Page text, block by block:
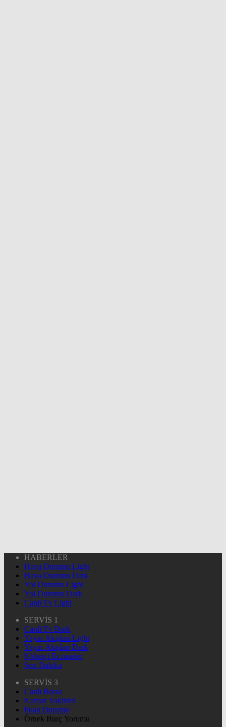
HABERLER
Hava Durumu Light
Hava Durumu Dark
Yol Durumu Light
Yol Durumu Dark
Canlı Tv Light
SERVİS 1
Canlı Tv Dark
Yayın Akışları Light
Yayın Akışları Dark
Nöbetçi Eczaneler
Son Dakika
SERVİS 3
Canlı Borsa
Namaz Vakitleri
Puan Durumu
Örnek Burç Yorumu